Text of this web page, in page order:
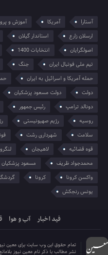
آستارا آمریکا آموزش و
ارسلان زارع
استاندار گیلان
اصولگرایان
انتخابات 1400
تیم ملی فوتبال ایران
جنگ
حمله آمریکا و اسرائیل به ایران
دولت
دولت مسعود پزشکیان
دونالد ترامپ
رئیس جمهور
روسیه
رژیم صهیونیستی
سلامت
شهرداری رشت
قوه قضائیه
لاهیجان
محمدجواد ظریف
مسعود پزشکیان
واکسن کرونا
کرونا
یونس رنجکش
فید اخبار آب و هوا
تمام حقوق این وب سایت برای معین
نشر مطالب با ذکر نام معین نیوز